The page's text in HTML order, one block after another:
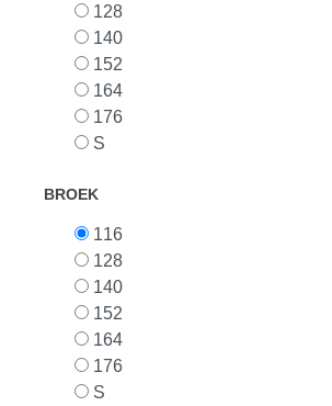
128
140
152
164
176
S
BROEK
116
128
140
152
164
176
S